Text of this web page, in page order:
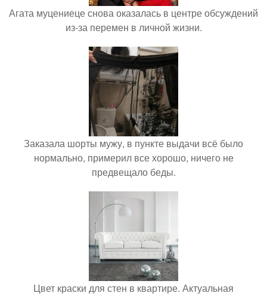
Агата муцениеце снова оказалась в центре обсуждений
из-за перемен в личной жизни.
Заказала шорты мужу, в пункте выдачи всё было
нормально, примерил все хорошо, ничего не
предвещало беды.
Цвет краски для стен в квартире. Актуальная